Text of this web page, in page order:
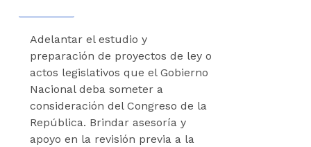
Adelantar el estudio y
preparación de proyectos de ley o
actos legislativos que el Gobierno
Nacional deba someter a
consideración del Congreso de la
República. Brindar asesoría y
apoyo en la revisión previa a la